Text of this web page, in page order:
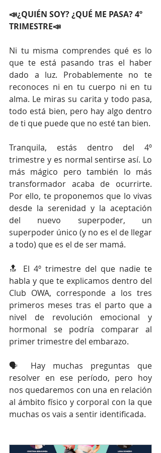
📣¿QUIÉN SOY? ¿QUÉ ME PASA? 4º
TRIMESTRE📣
Ni tu misma comprendes qué es lo
que te está pasando tras el haber
dado a luz. Probablemente no te
reconoces ni en tu cuerpo ni en tu
alma. Le miras su carita y todo pasa,
todo está bien, pero hay algo dentro
de ti que puede que no esté tan bien.
Tranquila, estás dentro del 4º
trimestre y es normal sentirse así. Lo
más mágico pero también lo más
transformador acaba de ocurrirte.
Por ello, te proponemos que lo vivas
desde la serenidad y la aceptación
del nuevo superpoder, un
superpoder único (y no es el de llegar
a todo) que es el de ser mamá.
🔝 El 4º trimestre del que nadie te
habla y que te explicamos dentro del
Club OWA, corresponde a los tres
primeros meses tras el parto que a
nivel de revolución emocional y
hormonal se podría comparar al
primer trimestre del embarazo.
🗣 Hay muchas preguntas que
resolver en ese período, pero hoy
nos quedaremos con una en relación
al ámbito físico y corporal con la que
muchas os vais a sentir identificada.